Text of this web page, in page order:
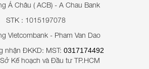
Á Châu ( ACB) - A Chau Bank
STK : 1015197078
Vietcombank - Pham Van Dao
nhận ĐKKD: MST: 0317174492
Kế hoạch và Đầu tư TP.HCM